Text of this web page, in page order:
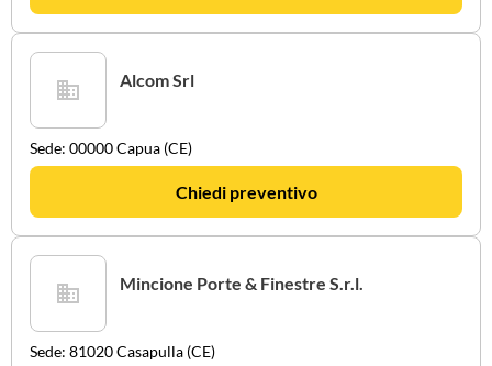
Alcom Srl
Sede: 00000 Capua (CE)
Chiedi preventivo
Mincione Porte & Finestre S.r.l.
Sede: 81020 Casapulla (CE)